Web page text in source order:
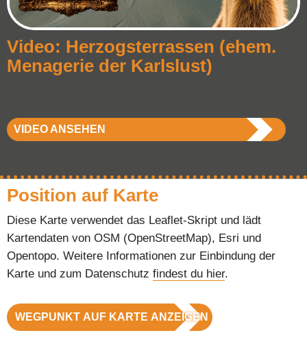
Video: Herzogsterrassen (ehem.
Menagerie der Karlslust)
VIDEO ANSEHEN
Position auf Karte
Diese Karte verwendet das Leaflet-Skript und lädt
Kartendaten von OSM (OpenStreetMap), Esri und
Opentopo. Weitere Informationen zur Einbindung der
Karte und zum Datenschutz findest du hier.
WEGPUNKT AUF KARTE ANZEIGEN